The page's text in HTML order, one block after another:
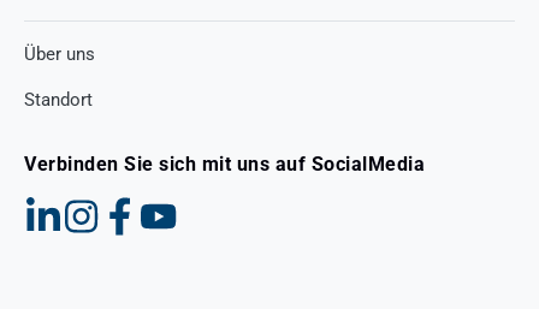
Über uns
Standort
Verbinden Sie sich mit uns auf SocialMedia